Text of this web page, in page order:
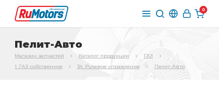
0
Пелит-Авто
Магазин запчастей Каталог продукции
ГАЗ
1. ГАЗ собственное
34. Рулевое управление Пелит-Авто